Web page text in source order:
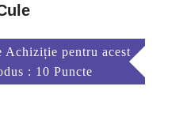
Achiziție pentru acest
: 10 Puncte